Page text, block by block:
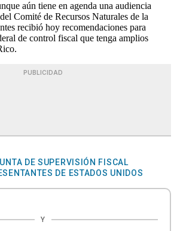
aún tiene en agenda una audiencia
Comité de Recursos Naturales de la
recibió hoy recomendaciones para
de control fiscal que tenga amplios
PUBLICIDAD
DE SUPERVISIÓN FISCAL
DE ESTADOS UNIDOS
Y